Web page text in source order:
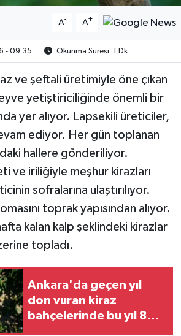
A- A+
- 09:35 Okunma Süresi: 1 Dk
ve şeftali üretimiyle öne çıkan
yetiştiriciliğinde önemli bir
yer alıyor. Lapsekili üreticiler,
ediyor. Her gün toplanan
hallere gönderiliyor.
ve iriliğiyle meşhur kirazları
sofralarına ulaştırılıyor.
toprak yapısından alıyor.
kalan kalp şeklindeki kirazlar
topladı.
Ankara'da geçen yıl
don vuran kiraz
bahçelerinde bu yıl 80